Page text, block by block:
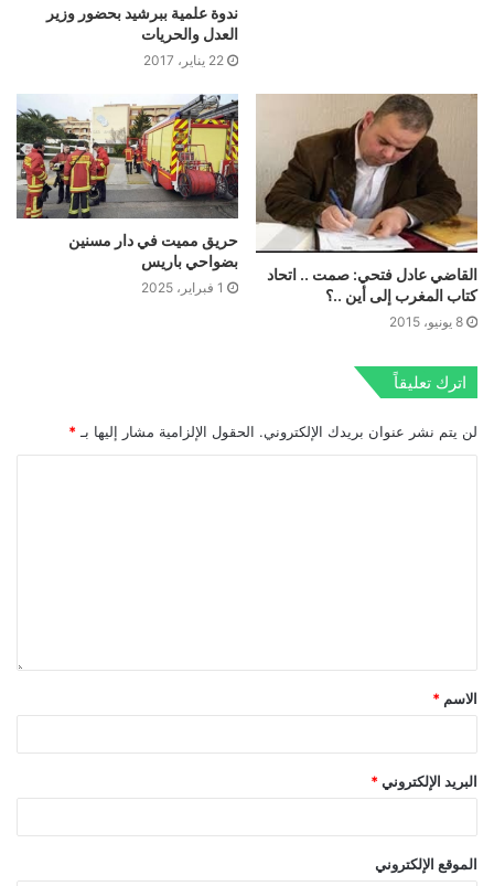
ندوة علمية ببرشيد بحضور وزير
العدل والحريات
22 يناير، 2017
القاضي عادل فتحي: صمت .. اتحاد
كتاب المغرب إلى أين ..؟
8 يونيو، 2015
حريق مميت في دار مسنين
بضواحي باريس
1 فبراير، 2025
اترك تعليقاً
لن يتم نشر عنوان بريدك الإلكتروني. الحقول الإلزامية مشار إليها بـ *
الاسم *
البريد الإلكتروني *
الموقع الإلكتروني